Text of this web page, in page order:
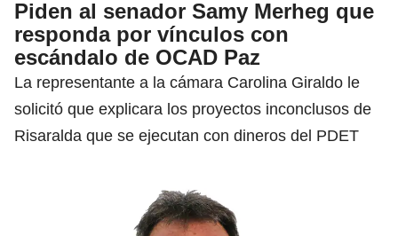
Piden al senador Samy Merheg que
responda por vínculos con
escándalo de OCAD Paz
La representante a la cámara Carolina Giraldo le
solicitó que explicara los proyectos inconclusos de
Risaralda que se ejecutan con dineros del PDET